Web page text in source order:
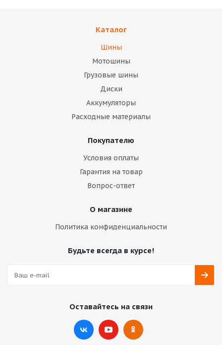
Каталог
Шины
Мотошины
Грузовые шины
Диски
Аккумуляторы
Расходные материалы
Покупателю
Условия оплаты
Гарантия на товар
Вопрос-ответ
О магазине
Политика конфиденциальности
Будьте всегда в курсе!
Оставайтесь на связи